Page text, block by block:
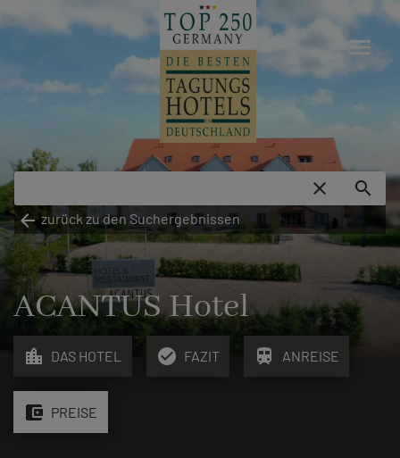
close
search
arrow_backzurück zu den Suchergebnissen
menu
ACANTUS Hotel
location_city DAS HOTEL check_circle FAZIT train ANREISE
account_balance_wallet PREISE